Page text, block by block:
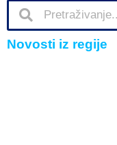
Novosti iz regije